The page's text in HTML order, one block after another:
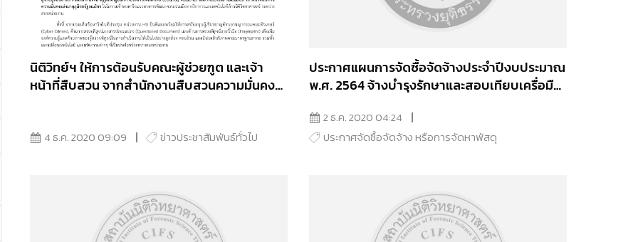
นิติวิทย์ฯ ให้การต้อนรับคณะผู้ช่วยฑูต และเจ้า
หน้าที่สืบสวน จากสำนักงานสืบสวนความมั่นคง
4 ธ.ค. 2020 09:09 ข่าวประชาสัมพันธ์ทั่วไป
ประกาศแผนการจัดซื้อจัดจ้างประจำปีงบประมาณ
พ.ศ. 2564 จ้างบำรุงรักษาและสอบเทียบเครื่อมือ
2 ธ.ค. 2020 04:24
ประกาศจัดซื้อจัดจ้าง หรือการจัดหาพัสดุ